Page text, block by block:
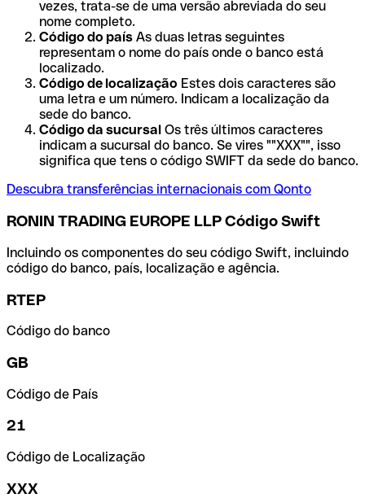
vezes, trata-se de uma versão abreviada do seu
nome completo.
Código do país As duas letras seguintes
representam o nome do país onde o banco está
localizado.
Código de localização Estes dois caracteres são
uma letra e um número. Indicam a localização da
sede do banco.
Código da sucursal Os três últimos caracteres
indicam a sucursal do banco. Se vires ""XXX"", isso
significa que tens o código SWIFT da sede do banco.
Descubra transferências internacionais com Qonto
RONIN TRADING EUROPE LLP Código Swift
Incluindo os componentes do seu código Swift, incluindo
código do banco, país, localização e agência.
RTEP
Código do banco
GB
Código de País
21
Código de Localização
XXX